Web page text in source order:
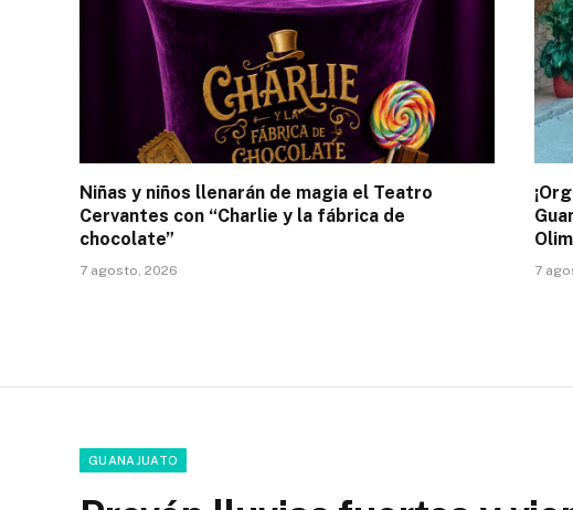
Niñas y niños llenarán de magia el Teatro
Cervantes con “Charlie y la fábrica de
chocolate”
7 agosto, 2026 7
GUANAJUATO